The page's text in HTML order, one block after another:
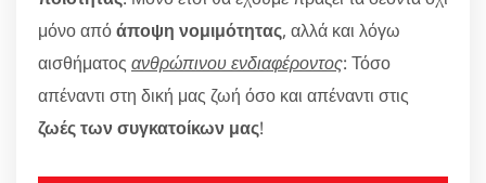
μόνο απόάποψη νομιμότητας, αλλά και λόγω
αισθήματος ανθρώπινου ενδιαφέροντος: Τόσο
απέναντι στη δική μας ζωή όσο και απέναντι στις
ζωές των συγκατοίκων μας!